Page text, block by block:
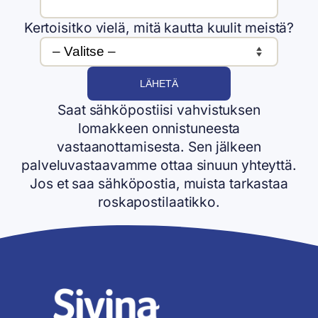
Kertoisitko vielä, mitä kautta kuulit meistä?
Saat sähköpostiisi vahvistuksen
lomakkeen onnistuneesta
vastaanottamisesta. Sen jälkeen
palveluvastaavamme ottaa sinuun yhteyttä.
Jos et saa sähköpostia, muista tarkastaa
roskapostilaatikko.